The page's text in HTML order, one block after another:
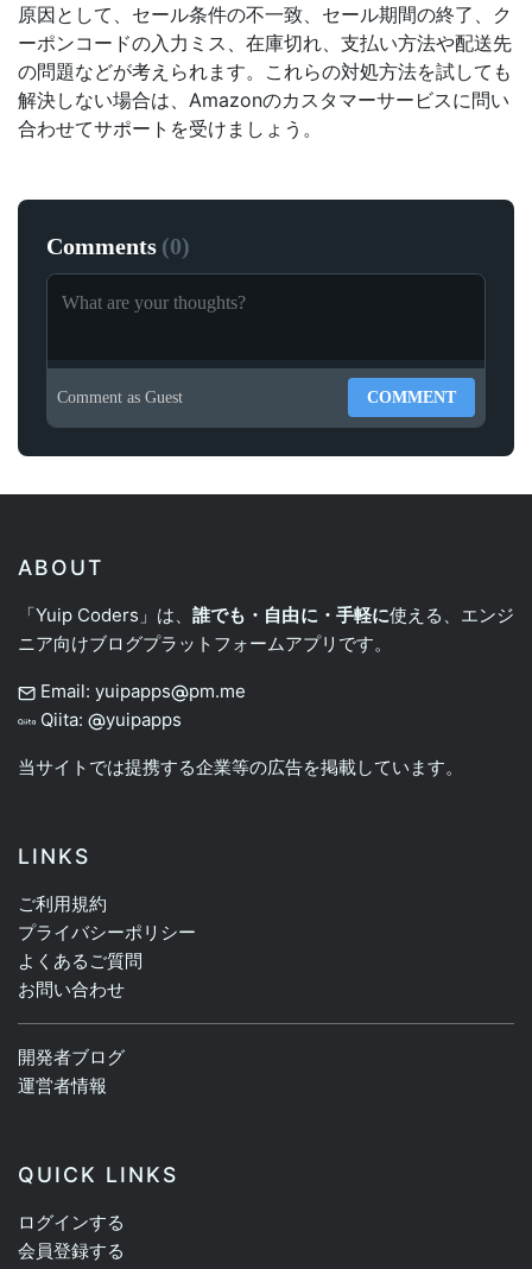
原因として、セール条件の不一致、セール期間の終了、ク
ーポンコードの入力ミス、在庫切れ、支払い方法や配送先
の問題などが考えられます。これらの対処方法を試しても
解決しない場合は、Amazonのカスタマーサービスに問い
合わせてサポートを受けましょう。
Comments (0)
Comment as Guest COMMENT
ABOUT
「Yuip Coders」は、誰でも・自由に・手軽に使える、エンジ
ニア向けブログプラットフォームアプリです。
Email: yuipapps
pm.me
Qiita:
yuipapps
当サイトでは提携する企業等の広告を掲載しています。
LINKS
ご利用規約
プライバシーポリシー
よくあるご質問
お問い合わせ
開発者ブログ
運営者情報
QUICK LINKS
ログインする
会員登録する